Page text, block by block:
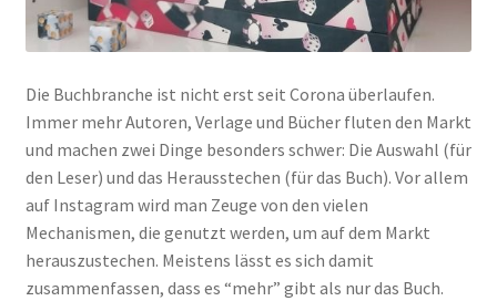
Die Buchbranche ist nicht erst seit Corona überlaufen.
Immer mehr Autoren, Verlage und Bücher fluten den Markt
und machen zwei Dinge besonders schwer: Die Auswahl (für
den Leser) und das Herausstechen (für das Buch). Vor allem
auf Instagram wird man Zeuge von den vielen
Mechanismen, die genutzt werden, um auf dem Markt
herauszustechen. Meistens lässt es sich damit
zusammenfassen, dass es “mehr” gibt als nur das Buch.